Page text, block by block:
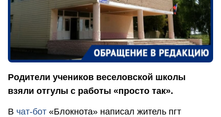
Родители учеников веселовской школы
взяли отгулы с работы «просто так».
В чат-бот «Блокнота» написал житель пгт